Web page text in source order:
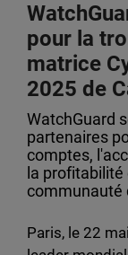
pour la
matrice
2025 de
WatchGuard
partenaires
comptes,
la
communauté
Paris, le 22